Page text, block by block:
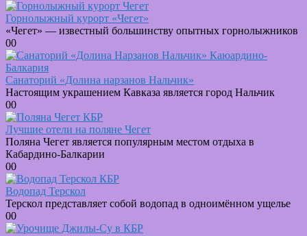
Горнолыжный курорт «Чегет»
«Чегет» — известный большинству опытных горнолыжников
00
Санаторий «Долина нарзанов Нальчик»
Настоящим украшением Кавказа является город Нальчик
00
Лучшие отели на поляне Чегет
Поляна Чегет является популярным местом отдыха в
Кабардино-Балкарии
00
Водопад Терскол
Терскол представляет собой водопад в одноимённом ущелье
00